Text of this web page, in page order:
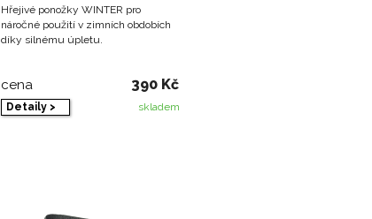
Hřejivé ponožky WINTER pro
náročné použití v zimních obdobích
díky silnému úpletu.
cena 390 Kč
Detaily > skladem